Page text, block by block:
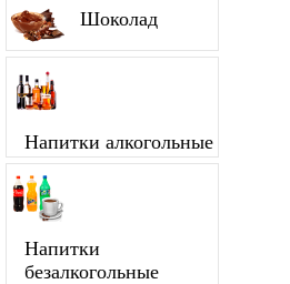
Шоколад
Напитки алкогольные
Напитки
безалкогольные